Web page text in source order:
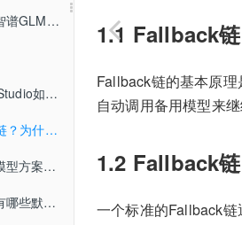
国产模型DeepSeek、智谱GLM、通义千问、豆包等各有什么特点？价格如何？
本地模型Ollama和LM Studio如何配置？推荐哪些本地模型？
如何设置模型Fallback链？为什么说它能大幅降低成本？
OpenClaw的五套推荐模型方案分别是什么？适合哪些用户？
OpenClaw的安全模型有哪些默认保护机制？
1.1 Fallback
Fallback链的基本原
自动调用备用模型来
1.2 Fallback
一个标准的Fallback链